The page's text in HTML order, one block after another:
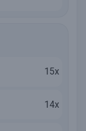
15x
14x